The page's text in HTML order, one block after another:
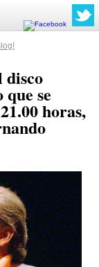
disco
se
horas,